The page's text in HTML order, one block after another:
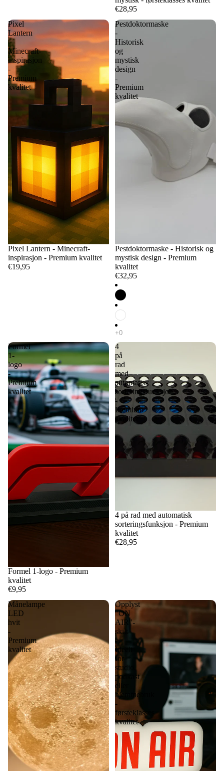
€28,95
Pixel
Lantern
-
Minecraft-
inspirasjon
-
Premium
kvalitet
Pixel Lantern - Minecraft-
inspirasjon - Premium kvalitet
€19,95
Pestdoktormaske
-
Historisk
og
mystisk
design
-
Premium
kvalitet
Pestdoktormaske - Historisk og
mystisk design - Premium
kvalitet
€32,95
Formel
1-
logo
-
Premium
kvalitet
Formel 1-logo - Premium
kvalitet
€9,95
4
på
rad
med
automatisk
sorteringsfunksjon
-
Premium
kvalitet
4 på rad med automatisk
sorteringsfunksjon - Premium
kvalitet
€28,95
Månelampe
LED
hvit
-
Premium
kvalitet
Opplyst
"ON
AIR"-
skilt
-
Ideelt
for
studio,
podkast
eller
hjemmebruk
-
førsteklasses
kvalitet